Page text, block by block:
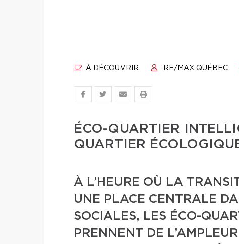
À DÉCOUVRIR RE/MAX QUÉBEC
ÉCO-QUARTIER
QUARTIER
À L’HEURE OÙ LA
UNE PLACE CENTRALE
SOCIALES, LES ÉCO-
PRENNENT DE